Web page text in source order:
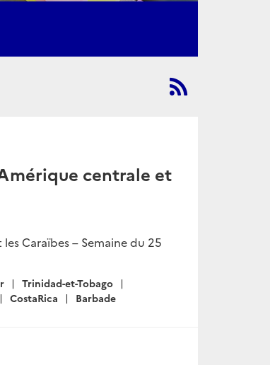
centrale et
Caraïbes – Semaine du 25
Trinidad-et-Tobago
CostaRica Barbade